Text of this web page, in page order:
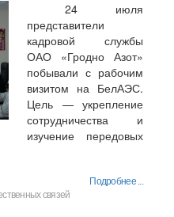
24 июля
представители
кадровой службы
ОАО «Гродно Азот»
побывали с рабочим
визитом на БелАЭС.
Цель — укрепление
сотрудничества и
изучение передовых
Подробнее ...
связей